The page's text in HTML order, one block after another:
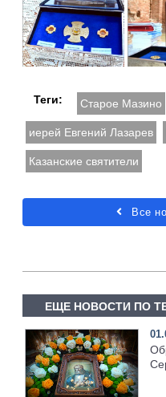
Теги: Старое Мазино
иерей Евгений Лазарев
Казанские святители
Все
ЕЩЕ НОВОСТИ ПО